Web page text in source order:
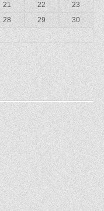
21 22
23
28 29
30